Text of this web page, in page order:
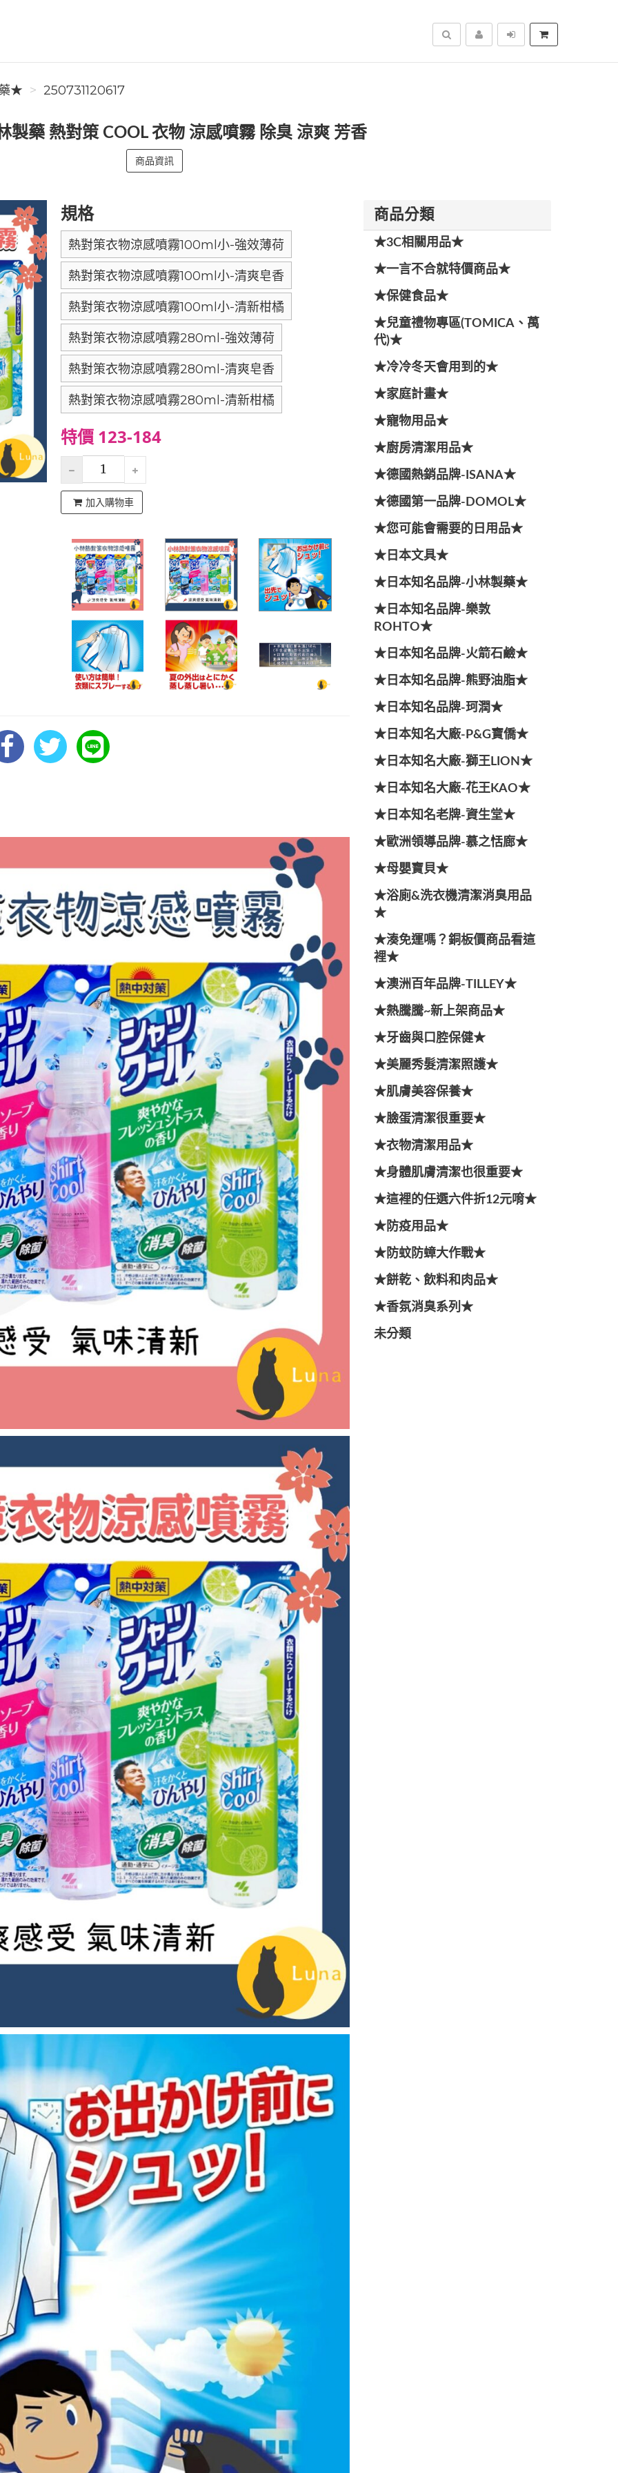
搜尋
★ 250731120617
製藥 熱對策 COOL 衣物 涼感噴霧 除臭 涼爽 芳香
商品資訊
規格
熱對策衣物涼感噴霧100ml小-強效薄荷
熱對策衣物涼感噴霧100ml小-清爽皂香
熱對策衣物涼感噴霧100ml小-清新柑橘
熱對策衣物涼感噴霧280ml-強效薄荷
熱對策衣物涼感噴霧280ml-清爽皂香
熱對策衣物涼感噴霧280ml-清新柑橘
特價 123-184
加入購物車
商品分類
★3C相關用品★
★一言不合就特價商品★
★保健食品★
★兒童禮物專區(TOMICA、萬
代)★
★冷冷冬天會用到的★
★家庭計畫★
★寵物用品★
★廚房清潔用品★
★德國熱銷品牌-ISANA★
★德國第一品牌-DOMOL★
★您可能會需要的日用品★
★日本文具★
★日本知名品牌-小林製藥★
★日本知名品牌-樂敦
ROHTO★
★日本知名品牌-火箭石鹼★
★日本知名品牌-熊野油脂★
★日本知名品牌-珂潤★
★日本知名大廠-P&G寶僑★
★日本知名大廠-獅王LION★
★日本知名大廠-花王KAO★
★日本知名老牌-資生堂★
★歐洲領導品牌-慕之恬廊★
★母嬰寶貝★
★浴廁&洗衣機清潔消臭用品
★
★湊免運嗎？銅板價商品看這
裡★
★澳洲百年品牌-TILLEY★
★熱騰騰~新上架商品★
★牙齒與口腔保健★
★美麗秀髮清潔照護★
★肌膚美容保養★
★臉蛋清潔很重要★
★衣物清潔用品★
★身體肌膚清潔也很重要★
★這裡的任選六件折12元唷★
★防疫用品★
★防蚊防蟑大作戰★
★餅乾、飲料和肉品★
★香氛消臭系列★
未分類